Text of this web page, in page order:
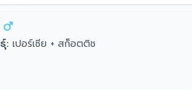
: เปอร์เซีย + สก็อตติช